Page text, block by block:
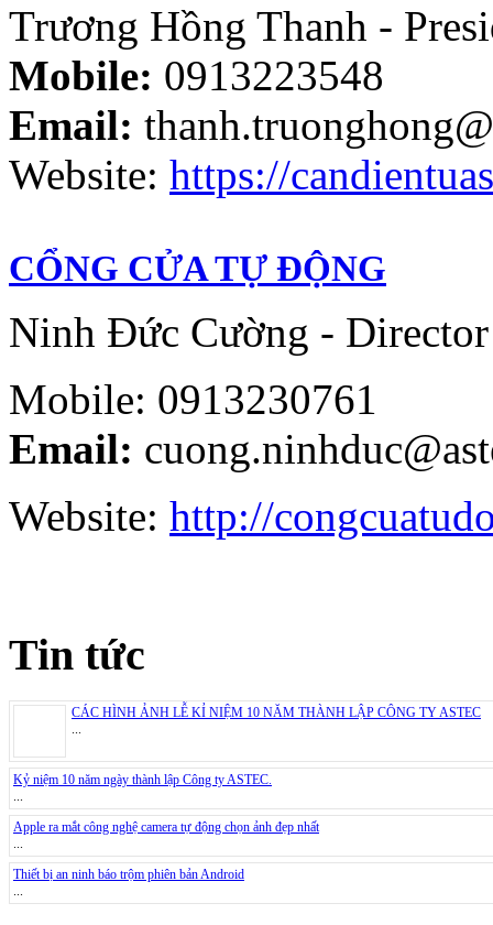
Trương Hồng Thanh -
Mobile: 0913223548
Email:
Website: https://
CỔNG CỬA TỰ ĐỘNG
Ninh Đức Cường - Director
Mobile: 0913230761
Email:
Website: http://
Tin tức
CÁC HÌNH ẢNH LỄ KỈ NIỆM 10 NĂM THÀNH LẬP CÔNG TY ASTEC
...
Kỷ niệm 10 năm ngày thành lập Công ty ASTEC.
...
Apple ra mắt công nghệ camera tự động chọn ảnh đẹp nhất
...
Thiết bị an ninh báo trộm phiên bản Android
...